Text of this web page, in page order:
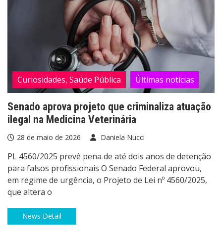
Curiosidades, Saúde Pública Últimas notícias
Senado aprova projeto que criminaliza atuação
ilegal na Medicina Veterinária
28 de maio de 2026 Daniela Nucci
PL 4560/2025 prevê pena de até dois anos de detenção
para falsos profissionais O Senado Federal aprovou,
em regime de urgência, o Projeto de Lei nº 4560/2025,
que altera o
News Detail